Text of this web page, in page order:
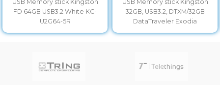
USB Memory stick Kingston
FD 64GB USB3.2 White KC-
U2G64-5R
USB Memory stick Kingston
32GB, USB3.2, DTXM/32GB
DataTraveler Exodia